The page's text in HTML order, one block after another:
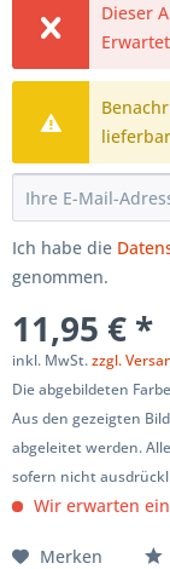
Dieser
Ich habe die
genommen.
11,95 € *
inkl. MwSt.zzgl.
Die abgebildeten
Aus den gezeigten
abgeleitet werden.
sofern nicht
Wir erwarten
Merken